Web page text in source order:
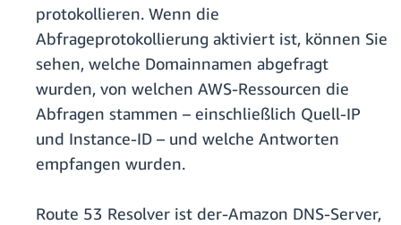
protokollieren. Wenn die
Abfrageprotokollierung aktiviert ist, können Sie
sehen, welche Domainnamen abgefragt
wurden, von welchen AWS-Ressourcen die
Abfragen stammen – einschließlich Quell-IP
und Instance-ID – und welche Antworten
empfangen wurden.
Route 53 Resolver ist der-Amazon DNS-Server,